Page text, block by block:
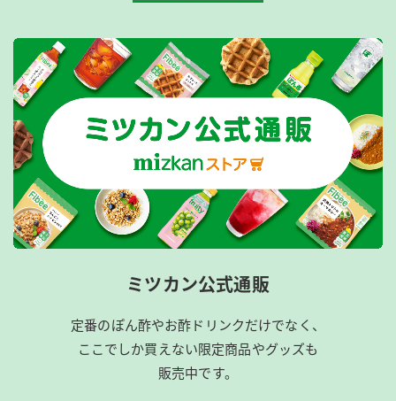
ミツカン公式通販
定番のぽん酢やお酢ドリンクだけでなく、
ここでしか買えない限定商品やグッズも
販売中です。